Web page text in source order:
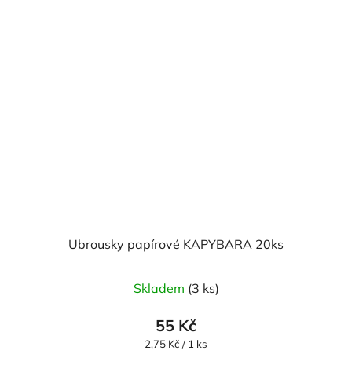
Ubrousky papírové KAPYBARA 20ks
Skladem (3 ks)
55 Kč
Měrná
2,75 Kč / 1 ks